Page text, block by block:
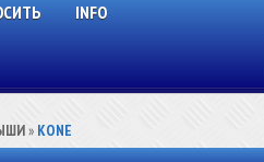
INFO
» KONE